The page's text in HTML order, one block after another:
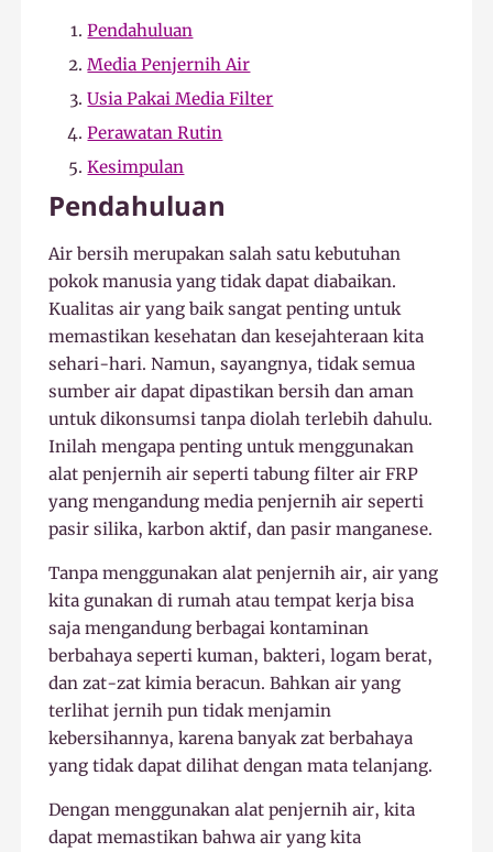
Pendahuluan
Media Penjernih Air
Usia Pakai Media Filter
Perawatan Rutin
Kesimpulan
Pendahuluan
Air bersih merupakan salah satu kebutuhan
pokok manusia yang tidak dapat diabaikan.
Kualitas air yang baik sangat penting untuk
memastikan kesehatan dan kesejahteraan kita
sehari-hari. Namun, sayangnya, tidak semua
sumber air dapat dipastikan bersih dan aman
untuk dikonsumsi tanpa diolah terlebih dahulu.
Inilah mengapa penting untuk menggunakan
alat penjernih air seperti tabung filter air FRP
yang mengandung media penjernih air seperti
pasir silika, karbon aktif, dan pasir manganese.
Tanpa menggunakan alat penjernih air, air yang
kita gunakan di rumah atau tempat kerja bisa
saja mengandung berbagai kontaminan
berbahaya seperti kuman, bakteri, logam berat,
dan zat-zat kimia beracun. Bahkan air yang
terlihat jernih pun tidak menjamin
kebersihannya, karena banyak zat berbahaya
yang tidak dapat dilihat dengan mata telanjang.
Dengan menggunakan alat penjernih air, kita
dapat memastikan bahwa air yang kita